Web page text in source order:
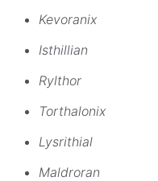
Kevoranix
Isthillian
Rylthor
Torthalonix
Lysrithial
Maldroran